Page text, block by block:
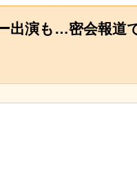
演も…密会報道